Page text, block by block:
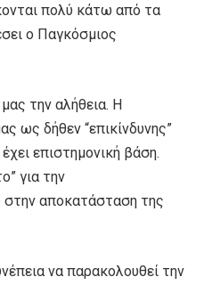
πολύ κάτω από τα
ο Παγκόσμιος
την αλήθεια. Η
ως δήθεν “επικίνδυνης”
επιστημονική βάση.
για την
στην αποκατάσταση της
να παρακολουθεί την